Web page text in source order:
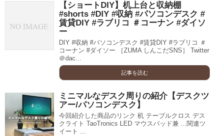
【ショートDIY】机上台と収納棚
#shorts #DIY #収納 #パソコンデスク #
賃貸DIY #ラブリコ ＃コーナン #ダイソ
ー
DIY #収納 #パソコンデスク #賃貸DIY #ラブリコ ＃
コーナン #ダイソー ［ZUMA しんこだSNS］ Twitter
＠dac...
記事を読む
ミニマルなデスク周りの紹介【デスクツ
アー/パソコンデスク】
今回紹介した商品のリンク 机 テーブルクロス デス
クライト TaoTronics LED マウスパッド兼 ...関連ツ
イート ...